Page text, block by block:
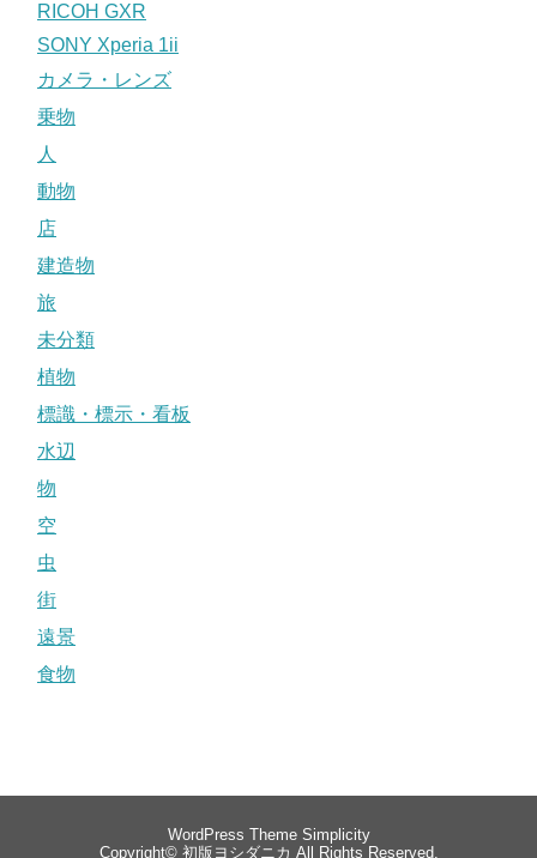
RICOH GXR
SONY Xperia 1ii
カメラ・レンズ
乗物
人
動物
店
建造物
旅
未分類
植物
標識・標示・看板
水辺
物
空
虫
街
遠景
食物
WordPress Theme Simplicity
Copyright© 初版ヨシダニカ All Rights Reserved.